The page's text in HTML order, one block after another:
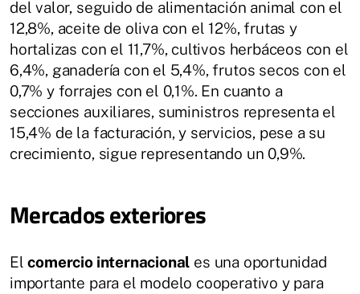
del valor, seguido de alimentación animal con el
12,8%, aceite de oliva con el 12%, frutas y
hortalizas con el 11,7%, cultivos herbáceos con el
6,4%, ganadería con el 5,4%, frutos secos con el
0,7% y forrajes con el 0,1%. En cuanto a
secciones auxiliares, suministros representa el
15,4% de la facturación, y servicios, pese a su
crecimiento, sigue representando un 0,9%.
Mercados exteriores
Elcomercio internacional es una oportunidad
importante para el modelo cooperativo y para